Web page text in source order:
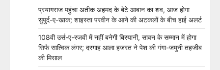
प्रयागराज पहुंचा अतीक अहमद के बेटे आबान का शव, आज होगा
सुपुर्द-ए-खाक; शाइस्ता परवीन के आने की अटकलों के बीच हाई अलर्ट
108वी उर्स-ए-रजवी में नहीं बनेगी बिरयानी, सावन के सम्मान में होगा
सिर्फ सात्विक लंगर; दरगाह आला हजरत ने पेश की गंगा-जमुनी तहजीब
की मिसाल